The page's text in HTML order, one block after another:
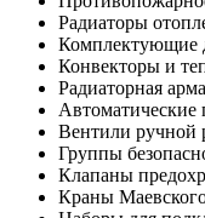
Радиаторы
Комплектующие
Конвекторы и
Радиаторная
Автоматические
Вентили ручной
Группы
Клапаны
Краны